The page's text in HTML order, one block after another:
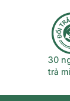
độ cao
phí 2H
30
trả